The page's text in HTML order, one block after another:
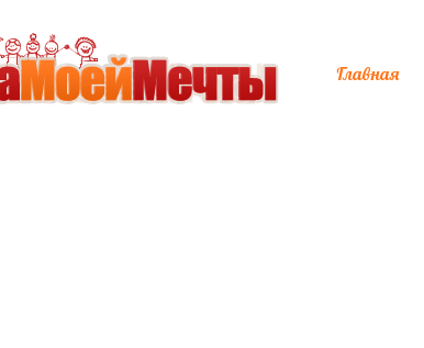
Главная